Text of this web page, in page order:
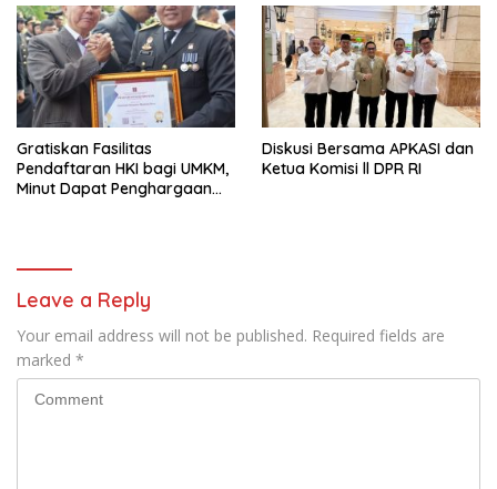
Gratiskan Fasilitas
Pendaftaran HKI bagi UMKM,
Minut Dapat Penghargaan
Diskusi Bersama APKASI dan
Ketua Komisi ll DPR RI
Leave a Reply
Your email address will not be published. Required fields are
marked *